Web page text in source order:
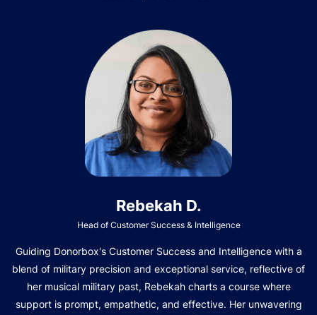
Rebekah D.
Head of Customer Success & Intelligence
Guiding Donorbox's Customer Success and Intelligence with a
blend of military precision and exceptional service, reflective of
her musical military past, Rebekah charts a course where
support is prompt, empathetic, and effective. Her unwavering